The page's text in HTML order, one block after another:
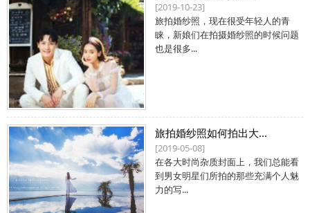
[2019-10-23]
旅拍婚纱照，现在很受年轻人的青
睐，新娘们在拍摄婚纱照的时候问题
也是很多...
旅拍婚纱照如何拍出大...
[2019-05-08]
在各大时尚杂质封面上，我们总能看
到男女明星们所拍的那些充满个人魅
力的写...